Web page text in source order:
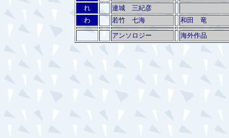
れ
連城 三紀彦
わ
若竹 七海
和田 竜
アンソロジー
海外作品